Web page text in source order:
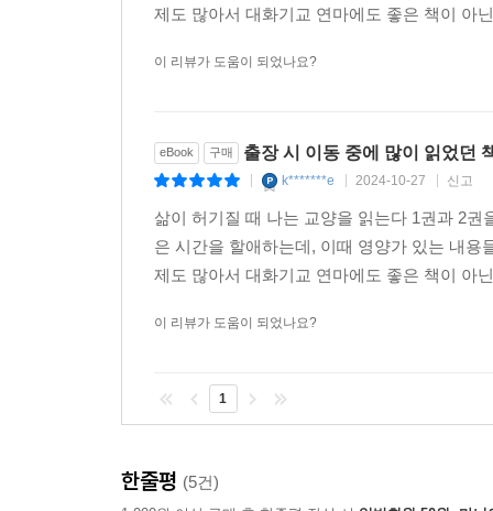
제도 많아서 대화기교 연마에도 좋은 책이 아
이 리뷰가 도움이 되었나요?
eBook 구매 출장 시 이동 중에 많이 읽었던
k*******e 2024-10-27 신고
삶이 허기질 때 나는 교양을 읽는다 1권과 2
은 시간을 할애하는데, 이때 영양가 있는 내
제도 많아서 대화기교 연마에도 좋은 책이 아
이 리뷰가 도움이 되었나요?
1
한줄평 (5건)